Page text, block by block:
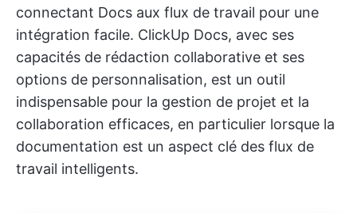
connectant Docs aux flux de travail pour une
intégration facile. ClickUp Docs, avec ses
capacités de rédaction collaborative et ses
options de personnalisation, est un outil
indispensable pour la gestion de projet et la
collaboration efficaces, en particulier lorsque la
documentation est un aspect clé des flux de
travail intelligents.